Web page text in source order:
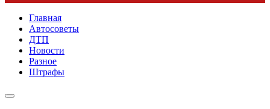
Главная
Автосоветы
ДТП
Новости
Разное
Штрафы